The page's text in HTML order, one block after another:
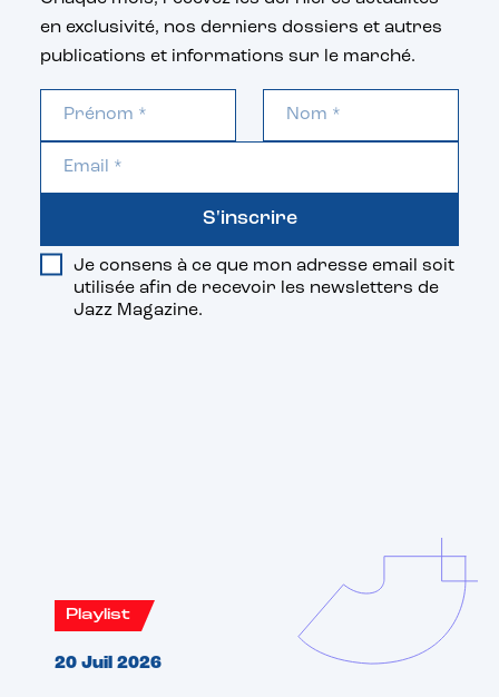
en exclusivité, nos derniers dossiers et autres
publications et informations sur le marché.
Je consens à ce que mon adresse email soit
utilisée afin de recevoir les newsletters de
Jazz Magazine.
S'inscrire
Playlist
20 Juil 2026